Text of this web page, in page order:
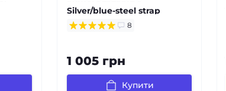
Silver/blue-steel strap
8
1 005 грн
Купити